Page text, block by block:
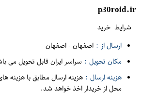
p30roid.ir
شرایط خرید
ارسال از : اصفهان-اصفهان
مکان تحویل : سراسر ایران قابل تحویل می
هزینه ارسال : هزینه ارسال مطابق با هزینه
محل از خریدار اخذ خواهد شد.